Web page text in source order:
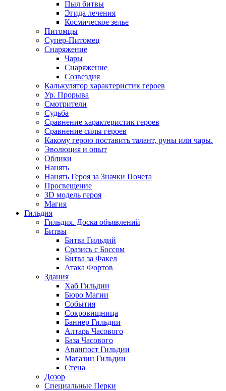
Пыл битвы
Эгида лечения
Космическое зелье
Питомцы
Супер-Питомец
Снаряжение
Чары
Снаряжение
Созвездия
Калькулятор характеристик героев
Ур. Прорыва
Смотрители
Судьба
Сравнение характеристик героев
Сравнение силы героев
Какому герою поставить талант, руны или чары.
Эволюция и опыт
Облики
Нанять
Нанять Героя за Значки Почета
Просвещение
3D модель героя
Магия
Гильдия
Гильдия. Доска объявлений
Битвы
Битва Гильдий
Сразись с Боссом
Битва за Факел
Атака Фортов
Здания
Хаб Гильдии
Бюро Магии
События
Сокровищница
Баннер Гильдии
Алтарь Часового
База Часового
Аванпост Гильдии
Магазин Гильдии
Стена
Дозор
Специальные Перки